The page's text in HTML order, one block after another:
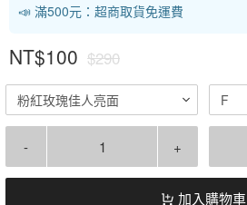
📣 滿500元：超商取貨免運費
NT$100 $290
粉紅玫瑰佳人亮面 F
- +
加入購物車